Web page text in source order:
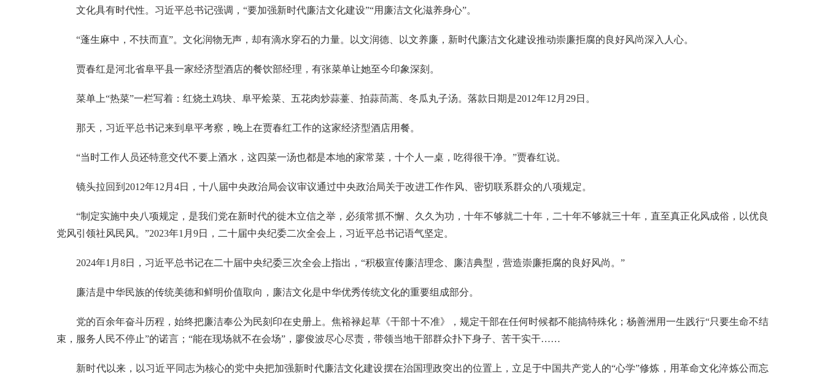
文化具有时代性。习近平总书记强调，“要加强新时代廉洁文化建设”“用廉洁文化滋养身心”。
“蓬生麻中，不扶而直”。文化润物无声，却有滴水穿石的力量。以文润德、以文养廉，新时代廉洁文化建设推动崇廉拒腐的良好风尚深入人心。
贾春红是河北省阜平县一家经济型酒店的餐饮部经理，有张菜单让她至今印象深刻。
菜单上“热菜”一栏写着：红烧土鸡块、阜平烩菜、五花肉炒蒜薹、拍蒜茼蒿、冬瓜丸子汤。落款日期是2012年12月29日。
那天，习近平总书记来到阜平考察，晚上在贾春红工作的这家经济型酒店用餐。
“当时工作人员还特意交代不要上酒水，这四菜一汤也都是本地的家常菜，十个人一桌，吃得很干净。”贾春红说。
镜头拉回到2012年12月4日，十八届中央政治局会议审议通过中央政治局关于改进工作作风、密切联系群众的八项规定。
“制定实施中央八项规定，是我们党在新时代的徙木立信之举，必须常抓不懈、久久为功，十年不够就二十年，二十年不够就三十年，直至真正化风成俗，以优良
党风引领社风民风。”2023年1月9日，二十届中央纪委二次全会上，习近平总书记语气坚定。
2024年1月8日，习近平总书记在二十届中央纪委三次全会上指出，“积极宣传廉洁理念、廉洁典型，营造崇廉拒腐的良好风尚。”
廉洁是中华民族的传统美德和鲜明价值取向，廉洁文化是中华优秀传统文化的重要组成部分。
党的百余年奋斗历程，始终把廉洁奉公为民刻印在史册上。焦裕禄起草《干部十不准》，规定干部在任何时候都不能搞特殊化；杨善洲用一生践行“只要生命不结
束，服务人民不停止”的诺言；“能在现场就不在会场”，廖俊波尽心尽责，带领当地干部群众扑下身子、苦干实干……
新时代以来，以习近平同志为核心的党中央把加强新时代廉洁文化建设摆在治国理政突出的位置上，立足于中国共产党人的“心学”修炼，用革命文化淬炼公而忘